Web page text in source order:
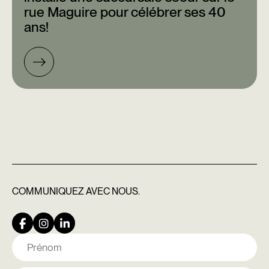
rue Maguire pour célébrer ses 40
ans!
COMMUNIQUEZAVEC NOUS.
Nom